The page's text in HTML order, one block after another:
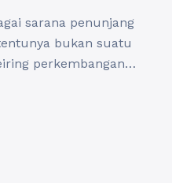
sarana penunjang
bukan suatu
perkembangan
setiap